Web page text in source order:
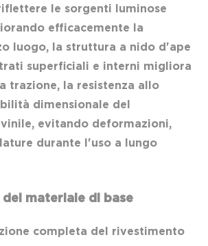
le sorgenti luminose
efficacemente la
luogo, la struttura a nido d'ape
superficiali e interni migliora
trazione, la resistenza allo
dimensionale del
evitando deformazioni,
durante l'uso a lungo
materiale di base
completa del rivestimento